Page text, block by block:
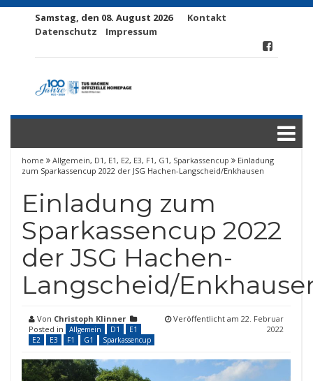
Samstag, den 08. August 2026
Kontakt
Datenschutz
Impressum
home Allgemein, D1, E1, E2, E3, F1, G1, Sparkassencup
Einladung
zum Sparkassencup 2022 der JSG Hachen-Langscheid/Enkhausen
Einladung zum
Sparkassencup 2022
der JSG Hachen-
Langscheid/
Von Christoph Klinner
Posted in
Allgemein D1
E1
E2
E3 F1 G1 Sparkassencup
Veröffentlicht am 22. Februar
2022